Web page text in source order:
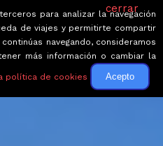
cerrar
para analizar la navegación
de viajes y permitirte compartir
navegando, consideramos
más información o cambiar la
política de cookies Acepto